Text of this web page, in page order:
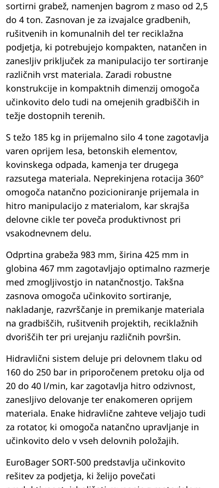
sortirni grabež, namenjen bagrom z maso od 2,5
do 4 ton. Zasnovan je za izvajalce gradbenih,
rušitvenih in komunalnih del ter reciklažna
podjetja, ki potrebujejo kompakten, natančen in
zanesljiv priključek za manipulacijo ter sortiranje
različnih vrst materiala. Zaradi robustne
konstrukcije in kompaktnih dimenzij omogoča
učinkovito delo tudi na omejenih gradbiščih in
težje dostopnih terenih.
S težo 185 kg in prijemalno silo 4 tone zagotavlja
varen oprijem lesa, betonskih elementov,
kovinskega odpada, kamenja ter drugega
razsutega materiala. Neprekinjena rotacija 360°
omogoča natančno pozicioniranje prijemala in
hitro manipulacijo z materialom, kar skrajša
delovne cikle ter poveča produktivnost pri
vsakodnevnem delu.
Odprtina grabeža 983 mm, širina 425 mm in
globina 467 mm zagotavljajo optimalno razmerje
med zmogljivostjo in natančnostjo. Takšna
zasnova omogoča učinkovito sortiranje,
nakladanje, razvrščanje in premikanje materiala
na gradbiščih, rušitvenih projektih, reciklažnih
dvoriščih ter pri urejanju različnih površin.
Hidravlični sistem deluje pri delovnem tlaku od
160 do 250 bar in priporočenem pretoku olja od
20 do 40 l/min, kar zagotavlja hitro odzivnost,
zanesljivo delovanje ter enakomeren oprijem
materiala. Enake hidravlične zahteve veljajo tudi
za rotator, ki omogoča natančno upravljanje in
učinkovito delo v vseh delovnih položajih.
EuroBager SORT-500 predstavlja učinkovito
rešitev za podjetja, ki želijo povečati